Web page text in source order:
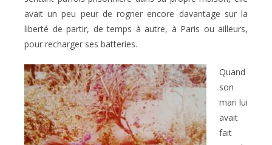
avait un peu peur de rogner encore davantage sur la
liberté de partir, de temps à autre, à Paris ou ailleurs,
pour recharger ses batteries.
Quand
son
mari lui
avait
fait